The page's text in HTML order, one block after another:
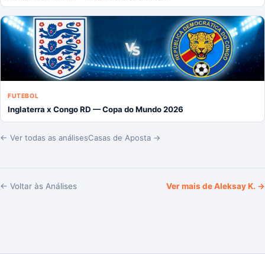
FUTEBOL
Inglaterra x Congo RD — Copa do Mundo 2026
← Ver todas as análisesCasas de Aposta →
← Voltar às Análises Ver mais deAleksay K. →